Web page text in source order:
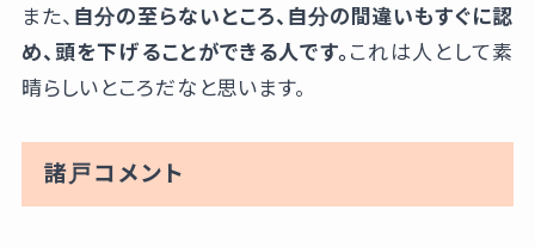
また、 自分の至らないところ、自分の間違いもすぐに認
め、頭を下げることができる人です。 これは人として素
晴らしいところだなと思います。
諸戸コメント